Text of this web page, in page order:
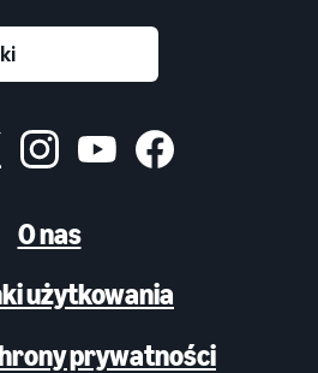
O nas
użytkowania
prywatności